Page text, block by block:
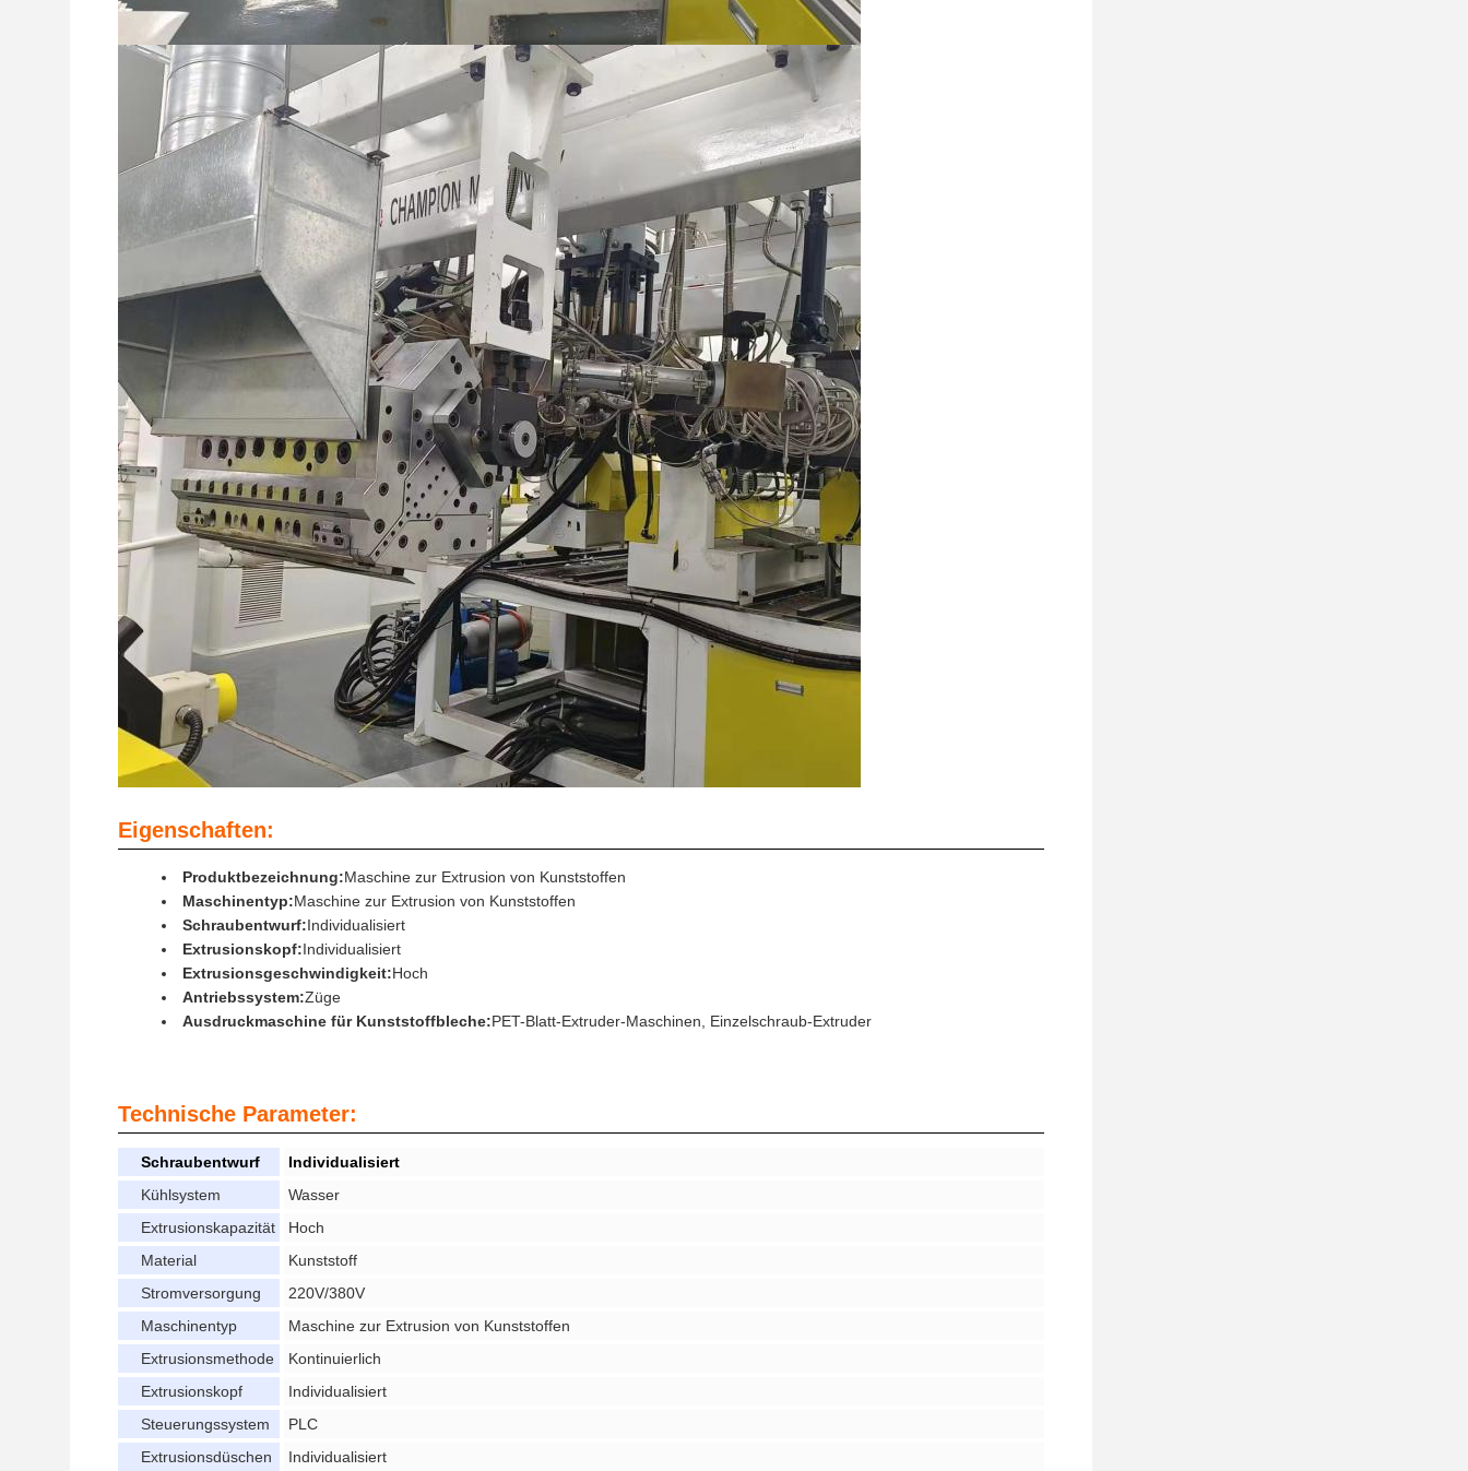
Eigenschaften:
Produktbezeichnung:Maschine zur Extrusion von Kunststoffen
Maschinentyp:Maschine zur Extrusion von Kunststoffen
Schraubentwurf:Individualisiert
Extrusionskopf:Individualisiert
Extrusionsgeschwindigkeit:Hoch
Antriebssystem:Züge
Ausdruckmaschine für Kunststoffbleche:PET-Blatt-Extruder-Maschinen, Einzelschraub-Extruder
Technische Parameter:
Schraubentwurf
Individualisiert
Kühlsystem
Wasser
Extrusionskapazität
Hoch
Material
Kunststoff
Stromversorgung
220V/380V
Maschinentyp
Maschine zur Extrusion von Kunststoffen
Extrusionsmethode
Kontinuierlich
Extrusionskopf
Individualisiert
Steuerungssystem
PLC
Extrusionsdüschen
Individualisiert